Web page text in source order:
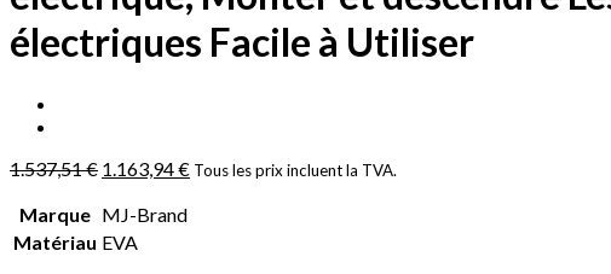
électriques Facile à Utiliser
1.537,51€ 1.163,94€ Tous les prix incluent la TVA.
Marque ‎MJ-Brand
Matériau ‎EVA